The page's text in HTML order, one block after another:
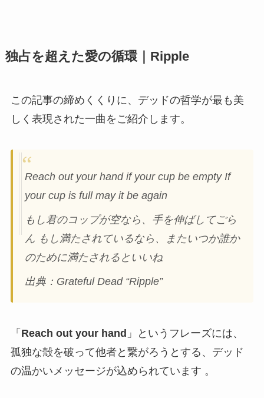
独占を超えた愛の循環｜Ripple
この記事の締めくくりに、デッドの哲学が最も美
しく表現された一曲をご紹介します。
Reach out your hand if your cup be empty If
your cup is full may it be again
もし君のコップが空なら、手を伸ばしてごら
ん もし満たされているなら、またいつか誰か
のために満たされるといいね
出典：Grateful Dead “Ripple”
「 Reach out your hand 」というフレーズには、
孤独な殻を破って他者と繋がろうとする、デッド
の温かいメッセージが込められています 。